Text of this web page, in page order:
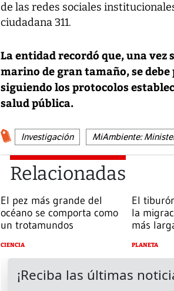
de las redes sociales
ciudadana 311.
La entidad recordó que, una
marino de gran tamaño, se
siguiendo los protocolos
salud pública.
Investigación MiAmbiente:
Relacionadas
El pez más grande del
océano se comporta como
un trotamundos
CIENCIA
El
la
más
PLANETA